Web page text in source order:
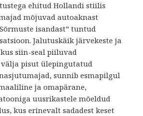
ehitud Hollandi stiilis
mõjuvad autoaknast
isandast” tuntud
Jalutuskäik järvekeste ja
siin-seal piiluvad
pisut ülepingutatud
sunnib esmapilgul
ja omapärane,
uusrikastele mõeldud
kus erinevalt sadadest keset